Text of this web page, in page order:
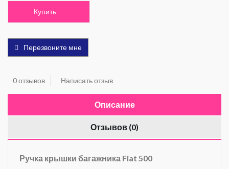
Купить
Перезвоните мне
0 отзывов Написать отзыв
Описание
Отзывов (0)
Ручка крышки багажника Fiat 500